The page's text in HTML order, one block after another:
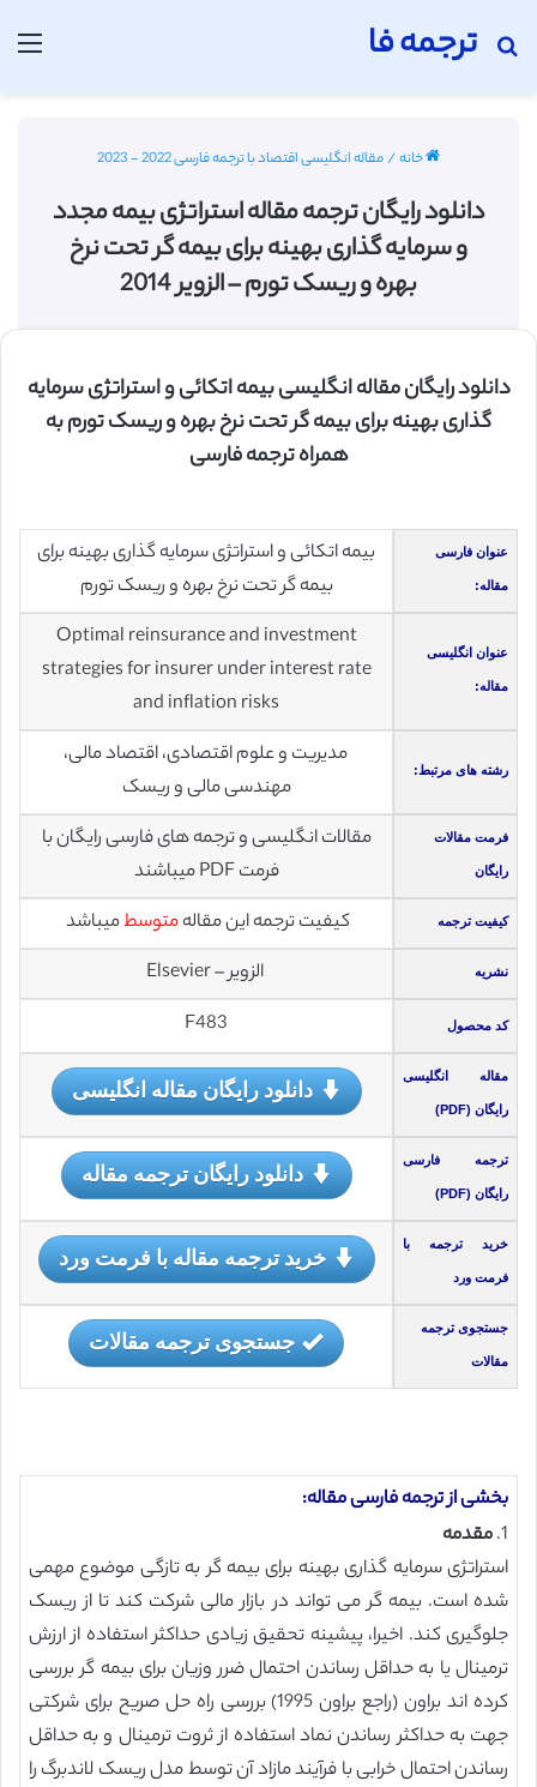
ترجمه فا
جستجو برای
خانه/مقاله انگلیسی اقتصاد با ترجمه فارسی 2022 - 2023
دانلود رایگان ترجمه مقاله استراتژی بیمه مجدد
و سرمایه گذاری بهینه برای بیمه گر تحت نرخ
بهره و ریسک تورم – الزویر 2014
دانلود رایگان مقاله انگلیسی بیمه اتکائی و استراتژی سرمایه
گذاری بهینه برای بیمه گر تحت نرخ بهره و ریسک تورم به
همراه ترجمه فارسی
عنوان فارسی
مقاله:
بیمه اتکائی و استراتژی سرمایه گذاری بهینه برای
بیمه گر تحت نرخ بهره و ریسک تورم
عنوان انگلیسی
مقاله:
Optimal reinsurance and investment
strategies for insurer under interest rate
and inflation risks
رشته های مرتبط:
مدیریت و علوم اقتصادی، اقتصاد مالی،
مهندسی مالی و ریسک
فرمت مقالات
رایگان
مقالات انگلیسی و ترجمه های فارسی رایگان با
فرمت PDF میباشند
کیفیت ترجمه کیفیت ترجمه این مقالهمتوسطمیباشد
نشریه الزویر – Elsevier
کد محصول F483
مقاله انگلیسی
رایگان (PDF)
دانلود رایگان مقاله انگلیسی
ترجمه فارسی
رایگان (PDF)
دانلود رایگان ترجمه مقاله
خرید ترجمه با
فرمت ورد
خرید ترجمه مقاله با فرمت ورد
جستجوی ترجمه
مقالات
جستجوی ترجمه مقالات
بخشی از ترجمه فارسی مقاله:
1. مقدمه
استراتژی سرمایه گذاری بهینه برای بیمه گر به تازگی موضوع مهمی
شده است. بیمه گر می تواند در بازار مالی شرکت کند تا از ریسک
جلوگیری کند. اخیرا، پیشینه تحقیق زیادی حداکثر استفاده از ارزش
ترمینال یا به حداقل رساندن احتمال ضرر وزیان برای بیمه گر بررسی
کرده اند براون (راجع براون 1995) بررسی راه حل صریح برای شرکتی
جهت به حداکثر رساندن نماد استفاده از ثروت ترمینال و به حداقل
رساندن احتمال خرابی با فرآیند مازاد آن توسط مدل ریسک لاندبرگ را